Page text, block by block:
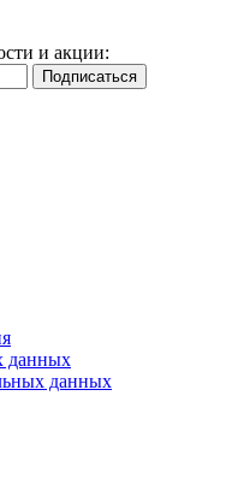
и акции:
данных
данных